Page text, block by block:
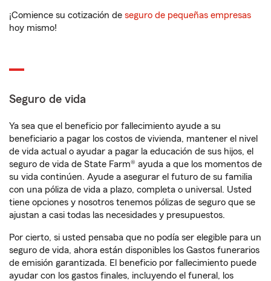
¡Comience su cotización de seguro de pequeñas empresas
hoy mismo!
Seguro de vida
Ya sea que el beneficio por fallecimiento ayude a su
beneficiario a pagar los costos de vivienda, mantener el nivel
de vida actual o ayudar a pagar la educación de sus hijos, el
seguro de vida de State Farm® ayuda a que los momentos de
su vida continúen. Ayude a asegurar el futuro de su familia
con una póliza de vida a plazo, completa o universal. Usted
tiene opciones y nosotros tenemos pólizas de seguro que se
ajustan a casi todas las necesidades y presupuestos.
Por cierto, si usted pensaba que no podía ser elegible para un
seguro de vida, ahora están disponibles los Gastos funerarios
de emisión garantizada. El beneficio por fallecimiento puede
ayudar con los gastos finales, incluyendo el funeral, los